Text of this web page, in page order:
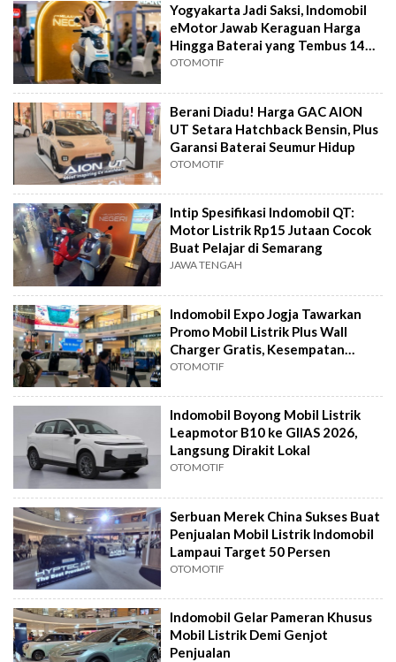
Yogyakarta Jadi Saksi, Indomobil
eMotor Jawab Keraguan Harga
Hingga Baterai yang Tembus 140
Km
OTOMOTIF
Berani Diadu! Harga GAC AION
UT Setara Hatchback Bensin, Plus
Garansi Baterai Seumur Hidup
OTOMOTIF
Intip Spesifikasi Indomobil QT:
Motor Listrik Rp15 Jutaan Cocok
Buat Pelajar di Semarang
JAWA TENGAH
Indomobil Expo Jogja Tawarkan
Promo Mobil Listrik Plus Wall
Charger Gratis, Kesempatan
Terbatas
OTOMOTIF
Indomobil Boyong Mobil Listrik
Leapmotor B10 ke GIIAS 2026,
Langsung Dirakit Lokal
OTOMOTIF
Serbuan Merek China Sukses Buat
Penjualan Mobil Listrik Indomobil
Lampaui Target 50 Persen
OTOMOTIF
Indomobil Gelar Pameran Khusus
Mobil Listrik Demi Genjot
Penjualan